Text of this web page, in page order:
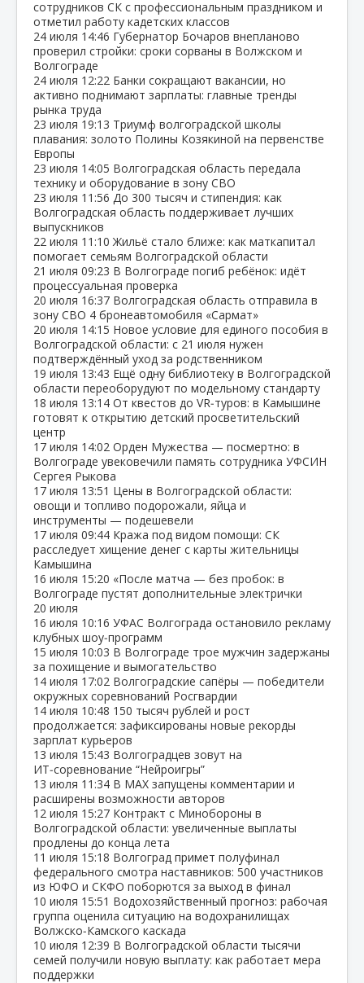
сотрудников СК с профессиональным праздником и
отметил работу кадетских классов
24 июля 14:46 Губернатор Бочаров внепланово
проверил стройки: сроки сорваны в Волжском и
Волгограде
24 июля 12:22 Банки сокращают вакансии, но
активно поднимают зарплаты: главные тренды
рынка труда
23 июля 19:13 Триумф волгоградской школы
плавания: золото Полины Козякиной на первенстве
Европы
23 июля 14:05 Волгоградская область передала
технику и оборудование в зону СВО
23 июля 11:56 До 300 тысяч и стипендия: как
Волгоградская область поддерживает лучших
выпускников
22 июля 11:10 Жильё стало ближе: как маткапитал
помогает семьям Волгоградской области
21 июля 09:23 В Волгограде погиб ребёнок: идёт
процессуальная проверка
20 июля 16:37 Волгоградская область отправила в
зону СВО 4 бронеавтомобиля «Сармат»
20 июля 14:15 Новое условие для единого пособия в
Волгоградской области: с 21 июля нужен
подтверждённый уход за родственником
19 июля 13:43 Ещё одну библиотеку в Волгоградской
области переоборудуют по модельному стандарту
18 июля 13:14 От квестов до VR‑туров: в Камышине
готовят к открытию детский просветительский
центр
17 июля 14:02 Орден Мужества — посмертно: в
Волгограде увековечили память сотрудника УФСИН
Сергея Рыкова
17 июля 13:51 Цены в Волгоградской области:
овощи и топливо подорожали, яйца и
инструменты — подешевели
17 июля 09:44 Кража под видом помощи: СК
расследует хищение денег с карты жительницы
Камышина
16 июля 15:20 «После матча — без пробок: в
Волгограде пустят дополнительные электрички
20 июля
16 июля 10:16 УФАС Волгограда остановило рекламу
клубных шоу‑программ
15 июля 10:03 В Волгограде трое мужчин задержаны
за похищение и вымогательство
14 июля 17:02 Волгоградские сапёры — победители
окружных соревнований Росгвардии
14 июля 10:48 150 тысяч рублей и рост
продолжается: зафиксированы новые рекорды
зарплат курьеров
13 июля 15:43 Волгоградцев зовут на
ИТ‑соревнование “Нейроигры”
13 июля 11:34 В МАХ запущены комментарии и
расширены возможности авторов
12 июля 15:27 Контракт с Минобороны в
Волгоградской области: увеличенные выплаты
продлены до конца лета
11 июля 15:18 Волгоград примет полуфинал
федерального смотра наставников: 500 участников
из ЮФО и СКФО поборются за выход в финал
10 июля 15:51 Водохозяйственный прогноз: рабочая
группа оценила ситуацию на водохранилищах
Волжско‑Камского каскада
10 июля 12:39 В Волгоградской области тысячи
семей получили новую выплату: как работает мера
поддержки